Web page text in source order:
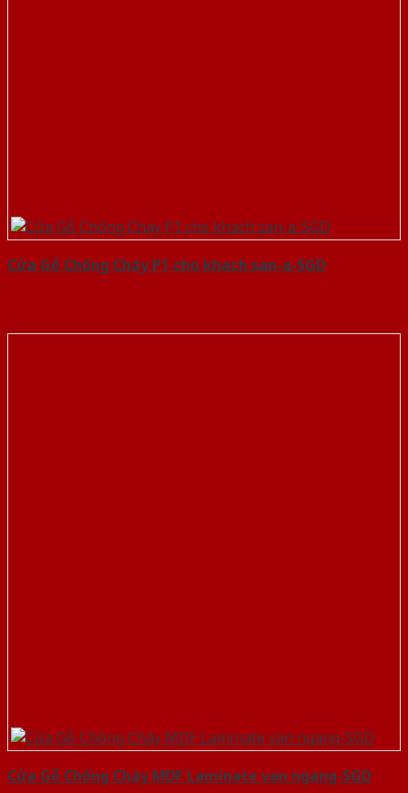
Cửa Gỗ Chống Cháy P1 cho khach san-a-SGD
Cửa Gỗ Chống Cháy MDF Laminate van ngang-SGD